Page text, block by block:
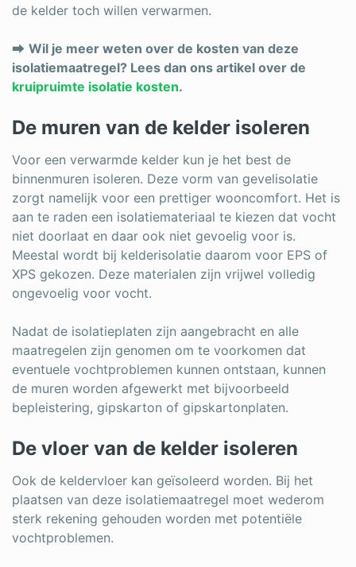
de kelder toch willen verwarmen.
⮕ Wil je meer weten over de kosten van deze
isolatiemaatregel? Lees dan ons artikel over de
kruipruimte isolatie kosten.
De muren van de kelder isoleren
Voor een verwarmde kelder kun je het best de
binnenmuren isoleren. Deze vorm van gevelisolatie
zorgt namelijk voor een prettiger wooncomfort. Het is
aan te raden een isolatiemateriaal te kiezen dat vocht
niet doorlaat en daar ook niet gevoelig voor is.
Meestal wordt bij kelderisolatie daarom voor EPS of
XPS gekozen. Deze materialen zijn vrijwel volledig
ongevoelig voor vocht.
Nadat de isolatieplaten zijn aangebracht en alle
maatregelen zijn genomen om te voorkomen dat
eventuele vochtproblemen kunnen ontstaan, kunnen
de muren worden afgewerkt met bijvoorbeeld
bepleistering, gipskarton of gipskartonplaten.
De vloer van de kelder isoleren
Ook de keldervloer kan geïsoleerd worden. Bij het
plaatsen van deze isolatiemaatregel moet wederom
sterk rekening gehouden worden met potentiële
vochtproblemen.